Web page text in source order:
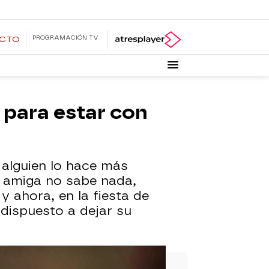
PROGRAMACIÓN TV
para estar con
lo hace más
no sabe nada,
ahora, en la fiesta de
a dejar su